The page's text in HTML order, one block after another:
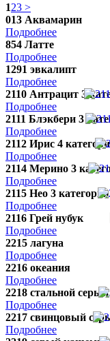
123 >
013 Аквамарин
Подробнее
854 Латте
Подробнее
1291 эвкалипт
Подробнее
2110 Антрацит 3
Подробнее
2111 Блэкбери 3
Подробнее
2112 Ирис 4
Подробнее
2114 Мерино 3
Подробнее
2115 Нео 3 категория
Подробнее
2116 Грей нубук
Подробнее
2215 лагуна
Подробнее
2216 океания
Подробнее
2218 стальной серый
Подробнее
2217 свинцовый
Подробнее